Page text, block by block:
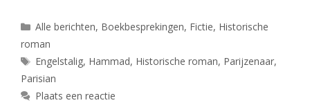
Categorieën
Alle berichten, Boekbesprekingen, Fictie, Historische
roman
Tags
Engelstalig, Hammad, Historische roman, Parijzenaar,
Parisian
Plaats een reactie